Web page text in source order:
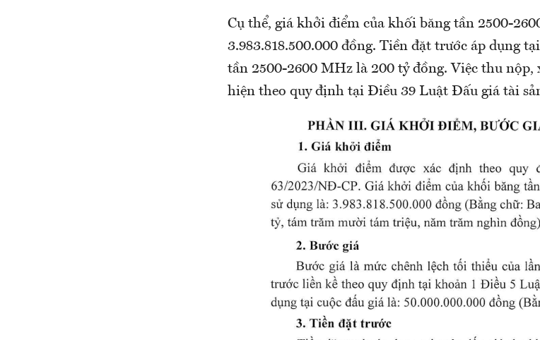
Cụ thể, giá khởi điểm của khối băng tần 2500-
3.983.818.500.000 đồng. Tiền đặt trước áp dụng
tần 2500-2600 MHz là 200 tỷ đồng. Việc thu
hiện theo quy định tại Điều 39 Luật Đấu giá tài